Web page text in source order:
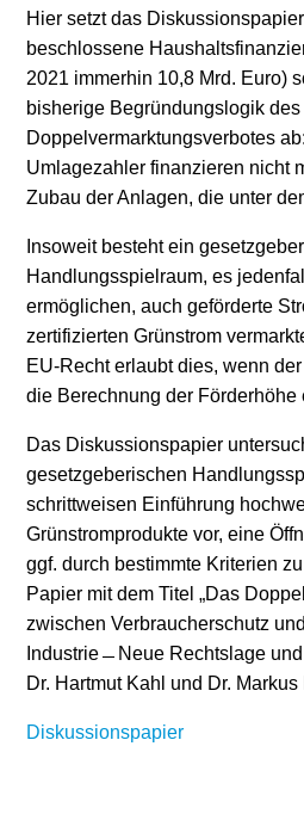
Hier setzt das
beschlossene
2021 immerhin 10,8 Mrd. Euro)
bisherige Begründungslogik des
Doppelvermarktungsverbotes
Umlagezahler finanzieren nicht
Zubau der Anlagen, die unter
Insoweit besteht ein
Handlungsspielraum, es
ermöglichen, auch geförderte
zertifizierten Grünstrom
EU-Recht erlaubt dies, wenn
die Berechnung der Förderhöhe
Das Diskussionspapier
gesetzgeberischen
schrittweisen Einführung
Grünstromprodukte vor, eine
ggf. durch bestimmte Kriterien
Papier mit dem Titel „Das
zwischen Verbraucherschutz
Industrie ­ ­̶̶̶̶ Neue Rechtslage
Dr. Hartmut Kahl und Dr.
Diskussionspapier